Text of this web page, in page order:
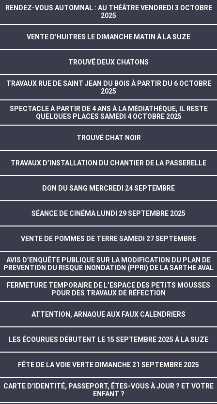
RENDEZ-VOUS AUTOMNAL : AU THÉÂTRE VENDREDI 3 OCTOBRE
2025
VENTE D’HUITRES LE DIMANCHE MATIN À LA SUZE
TROUVÉ DEUX CHATONS
TRAVAUX RUE DE SAINT JEAN DU BOIS À PARTIR DU 6 OCTOBRE
2025
SPECTACLE À PARTIR DE 4 ANS À LA MÉDIATHÈQUE, IL RESTE
QUELQUES PLACES SAMEDI 4 OCTOBRE 2025
TROUVÉ CHAT NOIR
TRAVAUX D’INSTALLATION DU CHANTIER DE LA PASSERELLE
DON DU SANG MERCREDI 24 SEPTEMBRE
SÉANCE DE CINÉMA LUNDI 29 SEPTEMBRE 2025
VENTE DE POMMES DE TERRE SAMEDI 27 SEPTEMBRE
AVIS D’ENQUÊTE PUBLIQUE SUR LA MODIFICATION DU PLAN DE
PREVENTION DU RISQUE INONDATION (PPRI) DE LA SARTHE AVAL
FERMETURE TEMPORAIRE DE L’ESPACE DES PETITS MOUSSES
POUR DES TRAVAUX DE RÉFECTION
ATTENTION, ARNAQUE AUX FAUX CALENDRIERS
LES ÉCOURUES DÉBUTENT LE 15 SEPTEMBRE 2025 À LA SUZE
FÊTE DE LA VOIE VERTE DIMANCHE 21 SEPTEMBRE 2025
CARTE D’IDENTITÉ, PASSEPORT, ÊTES-VOUS À JOUR ? ET VOTRE
ENFANT ?